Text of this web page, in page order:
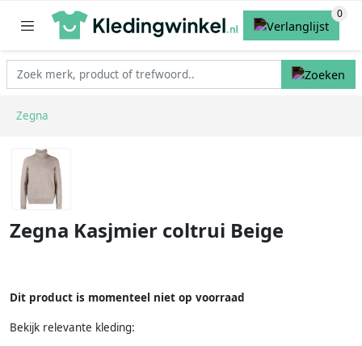
Zegna
Zegna Kasjmier coltrui Beige
Dit product is momenteel niet op voorraad
Bekijk relevante kleding: